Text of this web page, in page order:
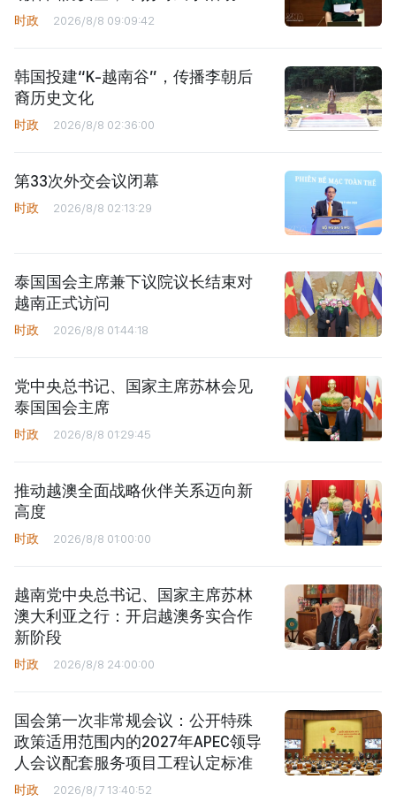
时政 2026/8/8 09:09:42
韩国投建“K-越南谷”，传播李朝后
裔历史文化
时政 2026/8/8 02:36:00
第33次外交会议闭幕
时政 2026/8/8 02:13:29
泰国国会主席兼下议院议长结束对
越南正式访问
时政 2026/8/8 01:44:18
党中央总书记、国家主席苏林会见
泰国国会主席
时政 2026/8/8 01:29:45
推动越澳全面战略伙伴关系迈向新
高度
时政 2026/8/8 01:00:00
越南党中央总书记、国家主席苏林
澳大利亚之行：开启越澳务实合作
新阶段
时政 2026/8/8 24:00:00
国会第一次非常规会议：公开特殊
政策适用范围内的2027年APEC领导
人会议配套服务项目工程认定标准
时政 2026/8/7 13:40:52